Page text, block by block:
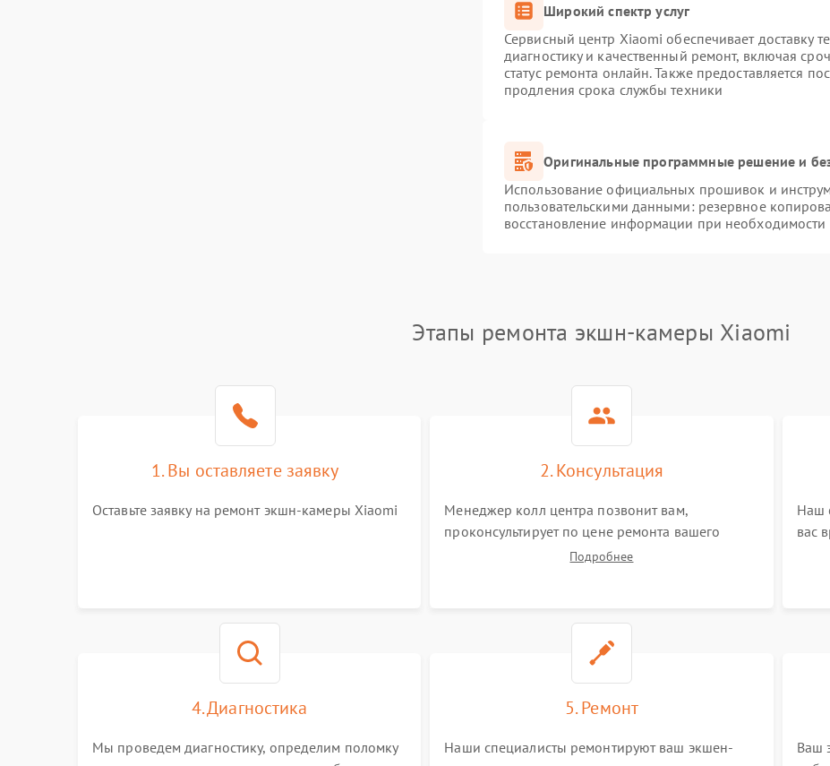
Широкий спектр услуг
Сервисный центр Xiaomi обеспечивает доставку
диагностику и качественный ремонт, включая
статус ремонта онлайн. Также предоставляется
продления срока службы техники
Оригинальные программные решение и
Использование официальных прошивок и
пользовательскими данными: резервное
восстановление информации при необходимости
Этапы ремонта экшн-камеры Xiaomi
1. Вы оставляете заявку
Оставьте заявку на ремонт экшн-камеры Xiaomi
2. Консультация
Менеджер колл центра позвонит вам,
проконсультирует по цене ремонта вашего
экшн-камеры а также ответит на все ваши
Подробнее
Наш
вас
4. Диагностика
Мы проведем диагностику, определим поломку
5. Ремонт
Наши специалисты ремонтируют ваш экшен-
Ваш